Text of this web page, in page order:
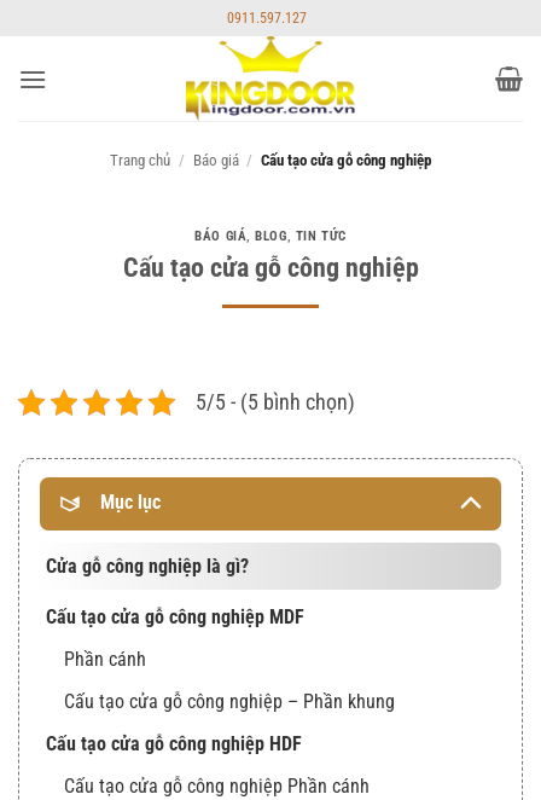
nội
0911.597.127
Trang chủ / Báo giá / Cấu tạo cửa gỗ công nghiệp
BÁO GIÁ,BLOG, TIN TỨC
Cấu tạo cửa gỗ công nghiệp
5/5 - (5 bình chọn)
Mục lục
Cửa gỗ công nghiệp là gì?
Cấu tạo cửa gỗ công nghiệp MDF
Phần cánh
Cấu tạo cửa gỗ công nghiệp – Phần khung
Cấu tạo cửa gỗ công nghiệp HDF
Cấu tạo cửa gỗ công nghiệp Phần cánh